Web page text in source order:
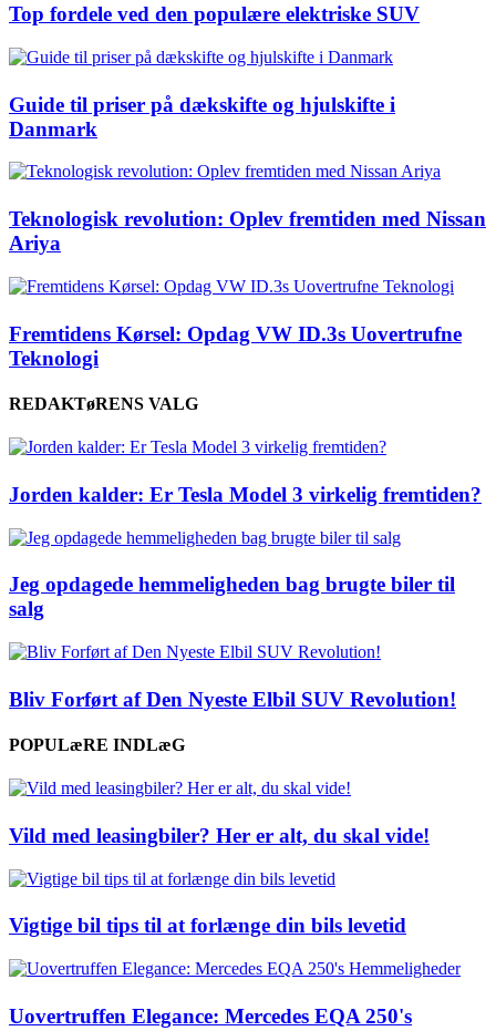
Top fordele ved den populære elektriske SUV
Guide til priser på dækskifte og hjulskifte i
Danmark
Teknologisk revolution: Oplev fremtiden med Nissan
Ariya
Fremtidens Kørsel: Opdag VW ID.3s Uovertrufne
Teknologi
REDAKTøRENS VALG
Jorden kalder: Er Tesla Model 3 virkelig fremtiden?
Jeg opdagede hemmeligheden bag brugte biler til
salg
Bliv Forført af Den Nyeste Elbil SUV Revolution!
POPULæRE INDLæG
Vild med leasingbiler? Her er alt, du skal vide!
Vigtige bil tips til at forlænge din bils levetid
Uovertruffen Elegance: Mercedes EQA 250's